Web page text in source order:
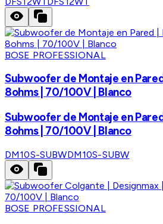
BOSE PROFESSIONAL
Subwoofer de Montaje en Pared
8ohms | 70/100V | Blanco
Subwoofer de Montaje en Pared
8ohms | 70/100V | Blanco
DM10S-SUBWDM10S-SUBW
BOSE PROFESSIONAL